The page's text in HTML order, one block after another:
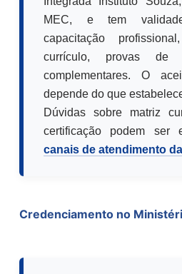
MEC, e tem
capacitação
currículo, provas
complementares. O
depende do que
Dúvidas sobre matriz
certificação podem ser
canais de atendimento
Credenciamento no